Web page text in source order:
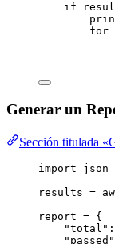
if
for
Generar un
Sección titulada
import json
results =
report = {
"total " :
" passed "